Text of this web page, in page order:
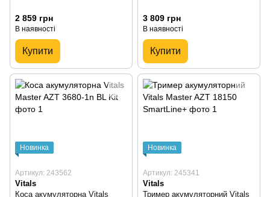
2 859 грн
В наявності
Купити
3 809 грн
В наявності
Купити
Новинка
Артикул: 243562
Vitals
Коса акумуляторна Vitals
Новинка
Артикул: 245341
Vitals
Тример акумуляторний Vitals